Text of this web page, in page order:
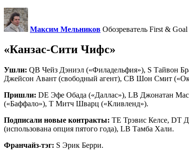
Максим Мельников Обозреватель First & Goal
«Канзас-Сити Чифс»
Ушли: QB Чейз Дэниэл («Филадельфия»), S Тайвон
Джейсон Авант (свободный агент), СB Шон Смит
Пришли: DE Эфе Обада («Даллас»), LB Джонатан
(«Баффало»), T Митч Шварц («Кливленд»).
Подписали новые контракты: TE Трэвис Келсе, DT
(использована опция пятого года), LB Тамба Хали.
Франчайз-тэг: S Эрик Берри.